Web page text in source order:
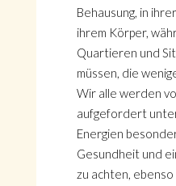
Behausung, in
ihrem Körper,
Quartieren und
müssen, die
Wir alle werden
aufgefordert
Energien
Gesundheit und
zu achten,